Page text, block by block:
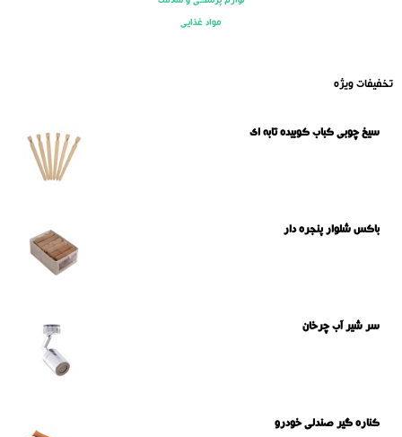
مواد غذایی
تخفیفات ویژه
سیخ چوبی کباب کوبیده تابه ای
باکس شلوار پنجره دار
سر شیر آب چرخان
کناره گیر صندلی خودرو